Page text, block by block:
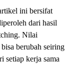
ini bersifat
dari hasil
Nilai
berubah seiring
setiap kerja sama